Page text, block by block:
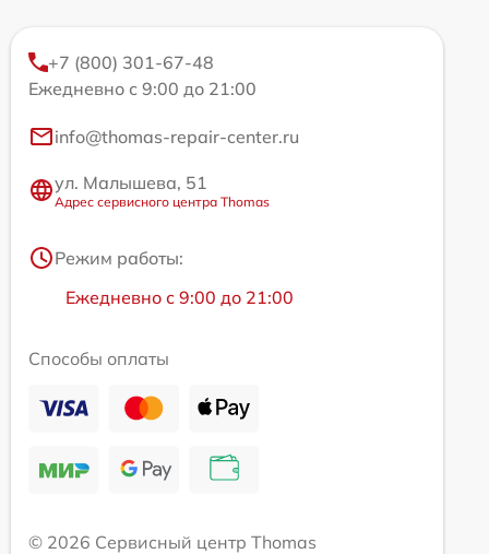
+7 (800) 301-67-48
Ежедневно с 9:00 до 21:00
info@thomas-repair-center.ru
ул. Малышева, 51
Адрес сервисного центра Thomas
Режим работы:
Ежедневно с 9:00 до 21:00
Способы оплаты
© 2026 Сервисный центр Thomas